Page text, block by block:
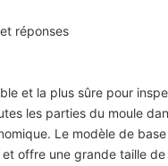
réponses
et la plus sûre pour
les parties du moule
Le modèle de
offre une grande taille